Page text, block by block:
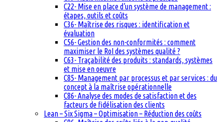
C22- Mise en place d’un système de management :
étapes, outils et coûts
C36- Maîtrise des risques : identification et
évaluation
C56- Gestion des non-conformités : comment
maximiser le RoI des systèmes qualité ?
C63- Traçabilité des produits : standards, systèmes
et mise en oeuvre
C85- Management par processus et par services : du
concept à la maîtrise opérationnelle
C86- Analyse des modes de satisfaction et des
facteurs de fidélisation des clients
Lean – Six Sigma – Optimisation – Réduction des coûts